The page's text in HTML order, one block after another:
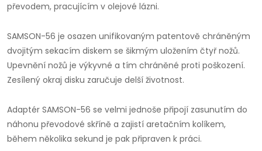
převodem, pracujícím v olejové lázni.
SAMSON-56 je osazen unifikovaným patentově chráněným
dvojitým sekacím diskem se šikmým uložením čtyř nožů.
Upevnění nožů je výkyvné a tím chráněné proti poškození.
Zesílený okraj disku zaručuje delší životnost.
Adaptér SAMSON-56 se velmi jednoše připojí zasunutím do
náhonu převodové skříně a zajistí aretačním kolíkem,
během několika sekund je pak připraven k práci.